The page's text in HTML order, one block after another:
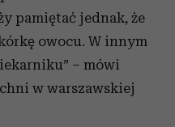
pamiętać jednak, że
owocu. W innym
– mówi
w warszawskiej